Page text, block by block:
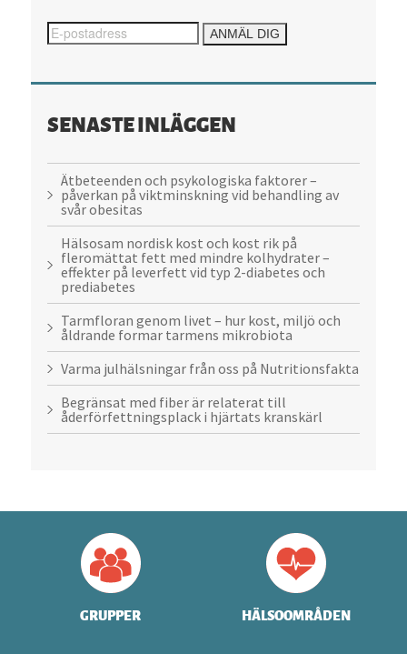
SENASTE INLÄGGEN
Ätbeteenden och psykologiska faktorer –
påverkan på viktminskning vid behandling av
svår obesitas
Hälsosam nordisk kost och kost rik på
fleromättat fett med mindre kolhydrater –
effekter på leverfett vid typ 2-diabetes och
prediabetes
Tarmfloran genom livet – hur kost, miljö och
åldrande formar tarmens mikrobiota
Varma julhälsningar från oss på Nutritionsfakta
Begränsat med fiber är relaterat till
åderförfettningsplack i hjärtats kranskärl
GRUPPER HÄLSOOMRÅDEN